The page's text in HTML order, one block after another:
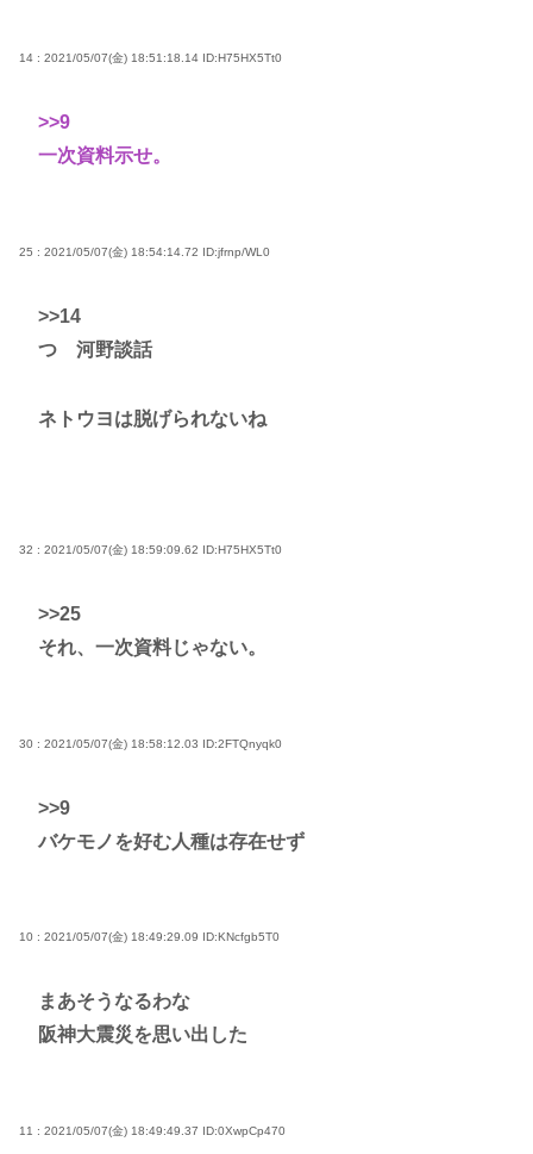
14 : 2021/05/07(金) 18:51:18.14 ID:H75HX5Tt0
>>9
一次資料示せ。
25 : 2021/05/07(金) 18:54:14.72 ID:jfrnp/WL0
>>14
つ 河野談話
ネトウヨは脱げられないね
32 : 2021/05/07(金) 18:59:09.62 ID:H75HX5Tt0
>>25
それ、一次資料じゃない。
30 : 2021/05/07(金) 18:58:12.03 ID:2FTQnyqk0
>>9
バケモノを好む人種は存在せず
10 : 2021/05/07(金) 18:49:29.09 ID:KNcfgb5T0
まあそうなるわな
阪神大震災を思い出した
11 : 2021/05/07(金) 18:49:49.37 ID:0XwpCp470